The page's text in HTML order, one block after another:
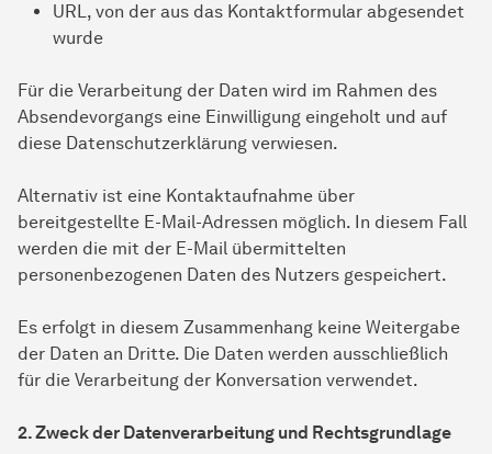
URL, von der aus das Kontaktformular abgesendet
wurde
Für die Verarbeitung der Daten wird im Rahmen des
Absendevorgangs eine Einwilligung eingeholt und auf
diese Datenschutzerklärung verwiesen.
Alternativ ist eine Kontaktaufnahme über
bereitgestellte E-Mail-Adressen möglich. In diesem Fall
werden die mit der E-Mail übermittelten
personenbezogenen Daten des Nutzers gespeichert.
Es erfolgt in diesem Zusammenhang keine Weitergabe
der Daten an Dritte. Die Daten werden ausschließlich
für die Verarbeitung der Konversation verwendet.
2. Zweck der Datenverarbeitung und Rechtsgrundlage